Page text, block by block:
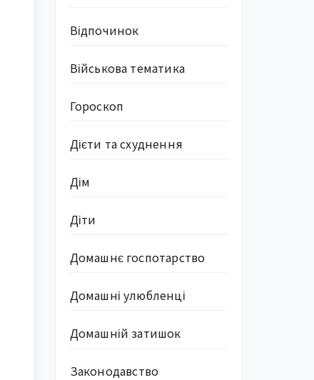
Відпочинок
Військова тематика
Гороскоп
Дієти та схуднення
Дім
Діти
Домашнє госпотарство
Домашні улюбленці
Домашній затишок
Законодавство